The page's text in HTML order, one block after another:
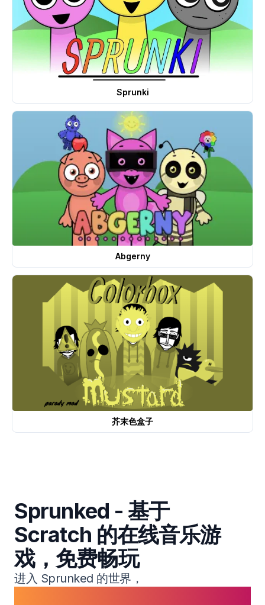
Sprunki
Abgerny
芥末色盒子
Sprunked - 基于
Scratch 的在线音乐游
戏，免费畅玩
进入 Sprunked 的世界，